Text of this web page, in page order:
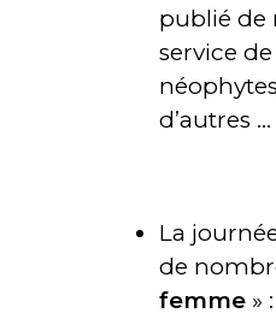
publié de
service
d’autres …
La
de
femme »